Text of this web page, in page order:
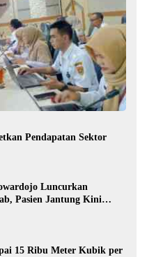
Pendapatan Sektor
Luncurkan
Pasien Jantung Kini
15 Ribu Meter Kubik per